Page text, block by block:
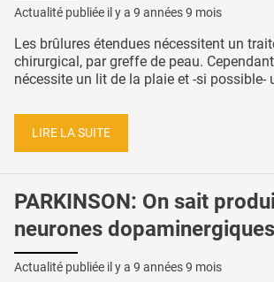
Actualité publiée il y a 9 années 9 mois
Les brûlures étendues nécessitent un
chirurgical, par greffe de peau.
nécessite un lit de la plaie et -si possible-
LIRE LA SUITE
PARKINSON: On sait
neurones
Actualité publiée il y a 9 années 9 mois